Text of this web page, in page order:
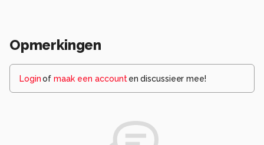
Opmerkingen
Loginof maak een account en discussieer mee!